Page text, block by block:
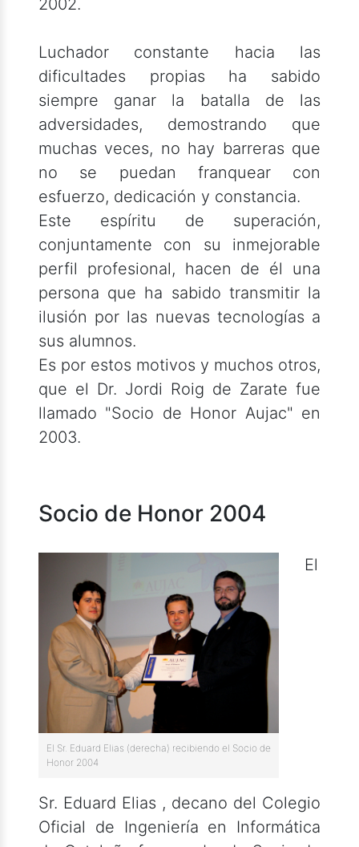
Luchador constante hacia las
dificultades propias ha sabido
siempre ganar la batalla de las
adversidades, demostrando que
muchas veces, no hay barreras que
no se puedan franquear con
esfuerzo, dedicación y constancia.
Este espíritu de superación,
conjuntamente con su inmejorable
perfil profesional, hacen de él una
persona que ha sabido transmitir la
ilusión por las nuevas tecnologías a
sus alumnos.
Es por estos motivos y muchos otros,
que el Dr. Jordi Roig de Zarate fue
llamado "Socio de Honor Aujac" en
2003.
Socio de Honor 2004
El Sr. Eduard Elias (derecha) recibiendo el Socio de
Honor 2004
El
Sr. Eduard Elias , decano del Colegio
Oficial de Ingeniería en Informática